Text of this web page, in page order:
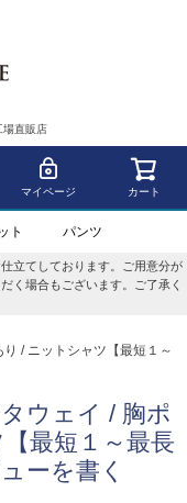
場直販店
マイページ カート
ト パンツ
立てしております。ご用意分が
く場合もございます。ご了承く
/ ニットシャツ【最短１～
ウェイ / 胸ポ
最短１～最長
ーを書く